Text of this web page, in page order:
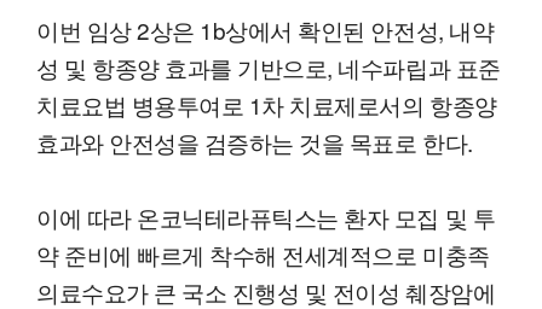
이번 임상 2상은 1b상에서 확인된 안전성, 내약
성 및 항종양 효과를 기반으로, 네수파립과 표준
치료요법 병용투여로 1차 치료제로서의 항종양
효과와 안전성을 검증하는 것을 목표로 한다.
이에 따라 온코닉테라퓨틱스는 환자 모집 및 투
약 준비에 빠르게 착수해 전세계적으로 미충족
의료수요가 큰 국소 진행성 및 전이성 췌장암에